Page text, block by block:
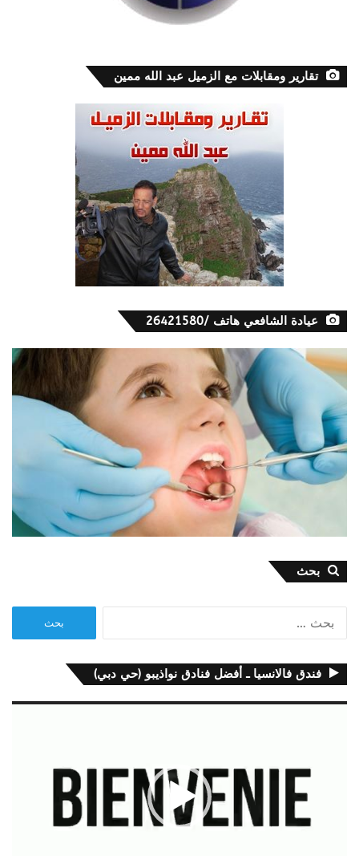
تقارير ومقابلات مع الزميل عبد الله ممين
عيادة الشافعي هاتف /26421580
بحث
فندق فالانسيا ـ أفضل فنادق نواذيبو (حي دبي)